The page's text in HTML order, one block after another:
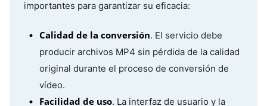
importantes para garantizar su eficacia:
Calidad de la conversión. El servicio debe
producir archivos MP4 sin pérdida de la calidad
original durante el proceso de conversión de
vídeo.
Facilidad de uso. La interfaz de usuario y la